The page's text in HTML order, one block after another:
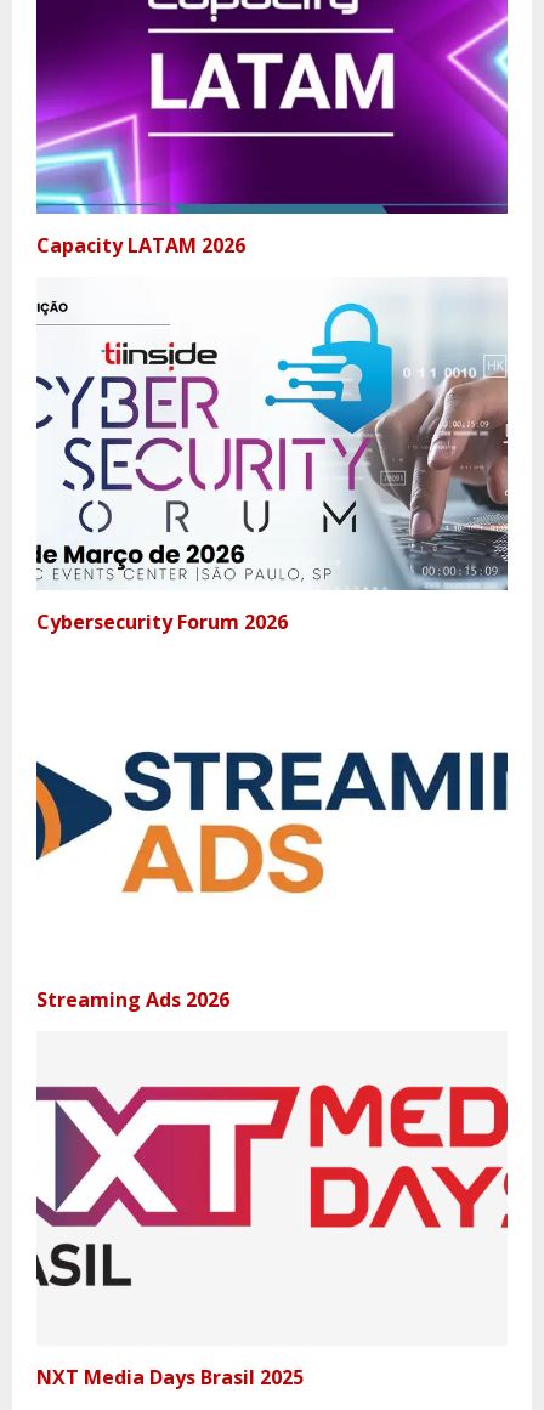
Capacity LATAM 2026
Cybersecurity Forum 2026
Streaming Ads 2026
NXT Media Days Brasil 2025